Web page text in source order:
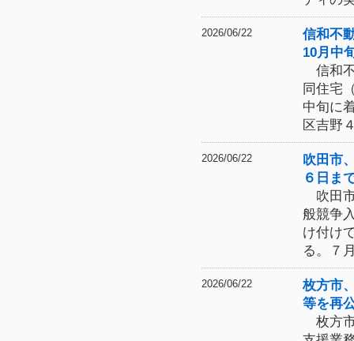
2026/06/22
信和不
10月中
信和
同住宅
中旬に
区吉野
2026/06/22
吹田市
６日ま
吹田
般競争
け付け
る。７
2026/06/22
枚方市
等を再
枚方